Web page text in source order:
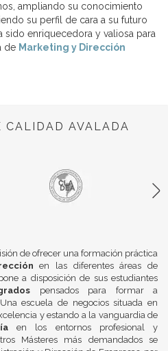
ampliando su conocimiento
su perfil de cara a su futuro
sido enriquecedora y valiosa para
de Marketing y Dirección
CALIDAD AVALADA
de ofrecer una formación práctica
en las diferentes áreas de
a disposición de sus estudiantes
pensados para formar a
escuela de negocios situada en
y estando a la vanguardia de
en los entornos profesional y
Másteres más demandados se